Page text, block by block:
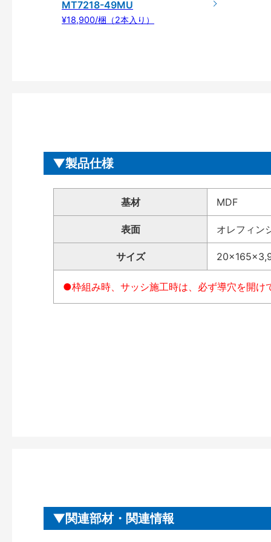
MT7218-49MU
¥18,900/梱（2本入り）
製品仕様
基材 MDF
表面 オレフィン
サイズ
●枠組み時、サッシ施工時は、必ず導穴を開け
関連部材・関連情報